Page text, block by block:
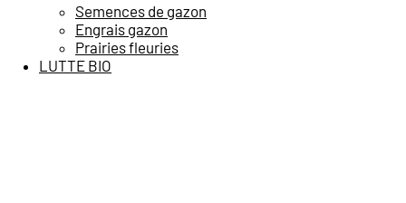
Semences de gazon
Engrais gazon
Prairies fleuries
LUTTE BIO